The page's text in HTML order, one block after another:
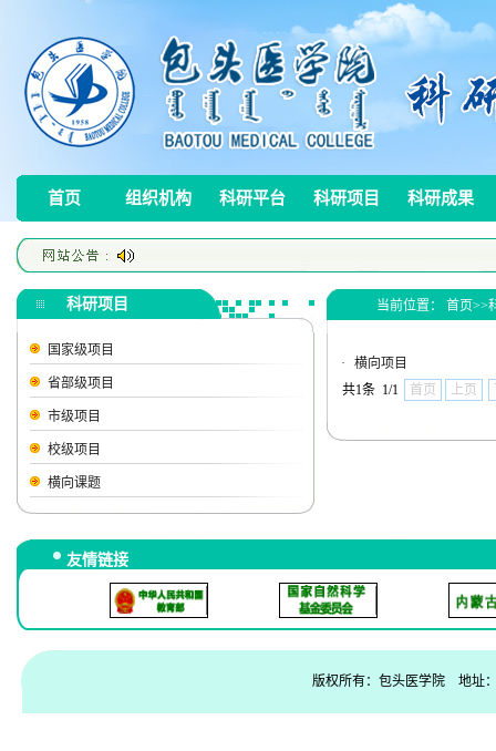
首页 组织机构 科研平台 科研项目 科研成果
科研项目
国家级项目
省部级项目
市级项目
校级项目
横向课题
当前位置： 首页>>
·
横向项目
共1条 1/1
首页 上页
友情链接
版权所有：包头医学院 地址